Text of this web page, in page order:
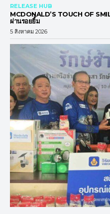
RELEASE HUB
MCDONALD’S TOUCH OF
ผ่านรอยยิ้ม
5 สิงหาคม 2026